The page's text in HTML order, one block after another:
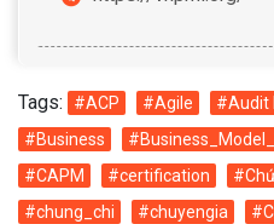
Tags: #ACP #Agile #Audit
#Business
#CAPM
#certification
#chung_chi
#chuyengia